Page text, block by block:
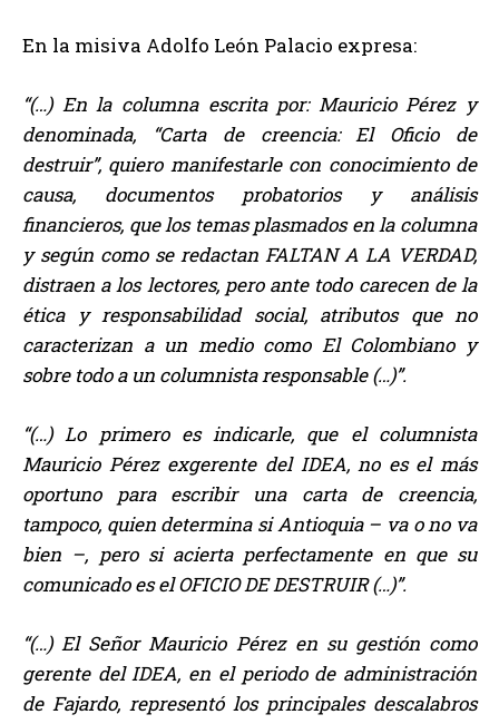
En la misiva Adolfo León Palacio expresa:
“(…) En la columna escrita por: Mauricio Pérez y
denominada, “Carta de creencia: El Oficio de
destruir”, quiero manifestarle con conocimiento de
causa, documentos probatorios y análisis
financieros, que los temas plasmados en la columna
y según como se redactan FALTAN A LA VERDAD,
distraen a los lectores, pero ante todo carecen de la
ética y responsabilidad social, atributos que no
caracterizan a un medio como El Colombiano y
sobre todo a un columnista responsable (…)”.
“(…) Lo primero es indicarle, que el columnista
Mauricio Pérez exgerente del IDEA, no es el más
oportuno para escribir una carta de creencia,
tampoco, quien determina si Antioquia – va o no va
bien –, pero si acierta perfectamente en que su
comunicado es el OFICIO DE DESTRUIR (…)”.
“(…) El Señor Mauricio Pérez en su gestión como
gerente del IDEA, en el periodo de administración
de Fajardo, representó los principales descalabros